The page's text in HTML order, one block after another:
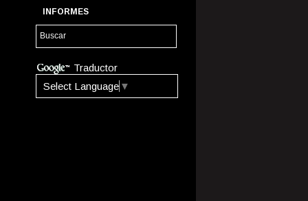
INFORMES
Traductor
Select Language ▼